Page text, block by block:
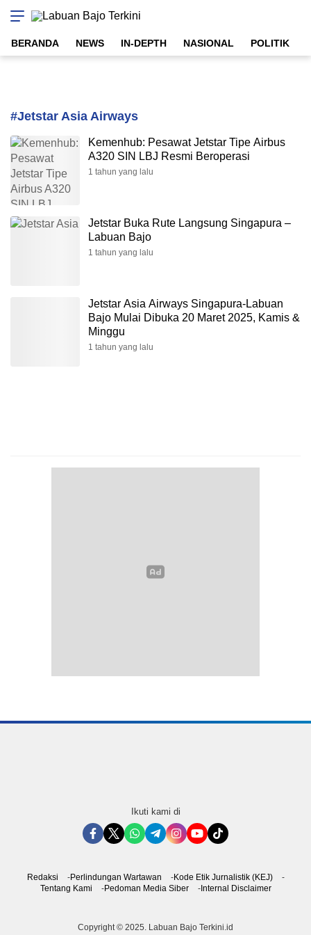
BERANDA NEWS IN-DEPTH NASIONAL POLITIK
#Jetstar Asia Airways
Kemenhub: Pesawat Jetstar Tipe Airbus
A320 SIN LBJ Resmi Beroperasi
1 tahun yang lalu
Jetstar Buka Rute Langsung Singapura –
Labuan Bajo
1 tahun yang lalu
Jetstar Asia Airways Singapura-Labuan
Bajo Mulai Dibuka 20 Maret 2025, Kamis &
Minggu
1 tahun yang lalu
Ikuti kami di
Redaksi Perlindungan Wartawan
Kode Etik Jurnalistik (KEJ)
Tentang Kami
Pedoman Media Siber Internal Disclaimer
Copyright © 2025. Labuan Bajo Terkini.id